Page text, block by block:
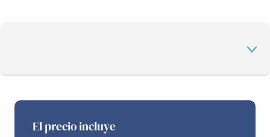
El precio incluye